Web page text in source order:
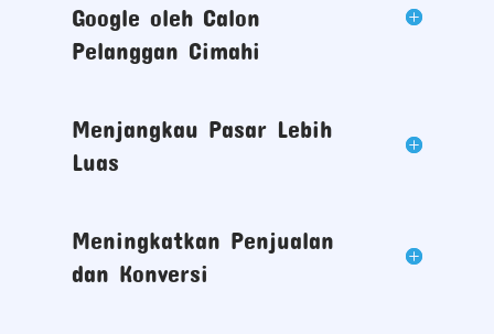
Google oleh Calon
Pelanggan Cimahi
Menjangkau Pasar Lebih
Luas
Meningkatkan Penjualan
dan Konversi